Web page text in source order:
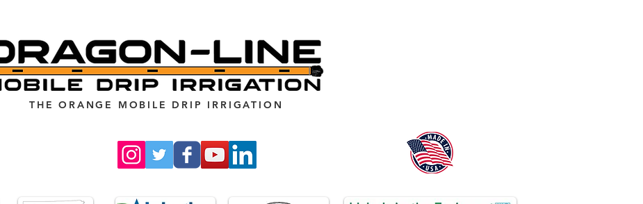
THE ORANGE MOBILE DRIP IRRIGATION